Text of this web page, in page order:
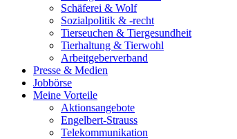
Schäferei & Wolf
Sozialpolitik & -recht
Tierseuchen & Tiergesundheit
Tierhaltung & Tierwohl
Arbeitgeberverband
Presse & Medien
Jobbörse
Meine Vorteile
Aktionsangebote
Engelbert-Strauss
Telekommunikation